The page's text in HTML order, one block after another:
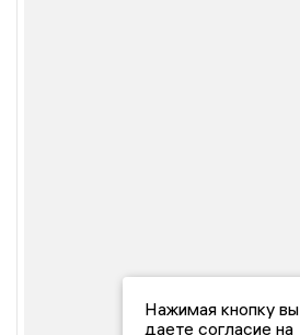
Нажимая кнопку вы
даете согласие на